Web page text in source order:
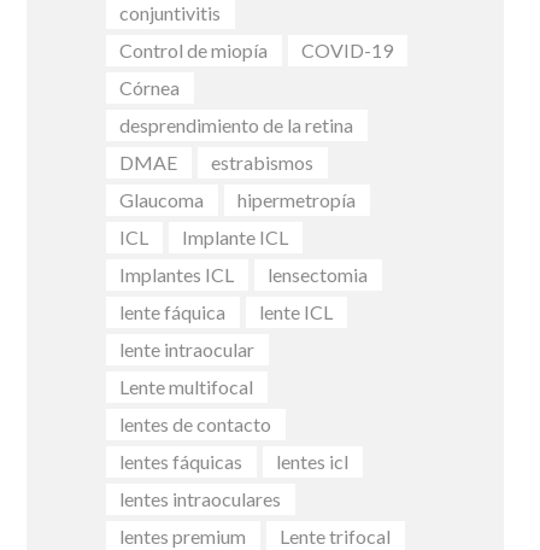
conjuntivitis
Control de miopía
COVID-19
Córnea
desprendimiento de la retina
DMAE
estrabismos
Glaucoma
hipermetropía
ICL
Implante ICL
Implantes ICL
lensectomia
lente fáquica
lente ICL
lente intraocular
Lente multifocal
lentes de contacto
lentes fáquicas
lentes icl
lentes intraoculares
lentes premium
Lente trifocal